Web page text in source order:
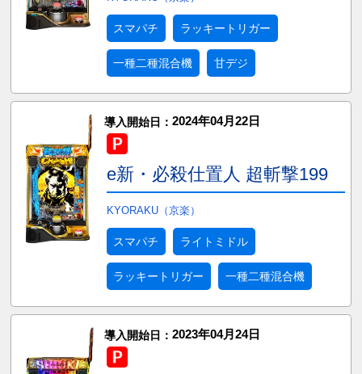
スマパチ ラッキートリガー
一種二種混合機 甘デジ
導入開始日： 2024年04月22日
e新・必殺仕置人 超斬撃199
KYORAKU（京楽）
スマパチ ライトミドル
ラッキートリガー 一種二種混合機
導入開始日： 2023年04月24日